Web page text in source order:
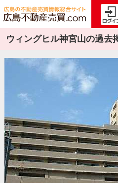
ウィングヒル神宮山の過去